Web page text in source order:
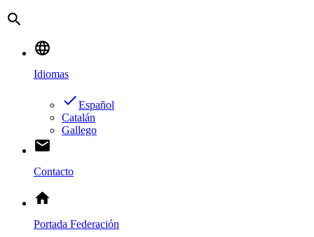
search
language
Idiomas
doneEspañol
Catalán
Gallego
email
Contacto
home
Portada Federación